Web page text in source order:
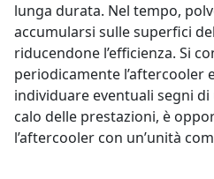
lunga durata. Nel tempo,
accumularsi sulle superfici
riducendone l’efficienza. Si
periodicamente l’aftercooler
individuare eventuali segni
calo delle prestazioni, è
l’aftercooler con un’unità